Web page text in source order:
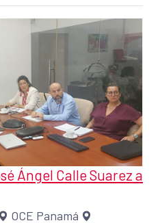
Ángel Calle Suarez a
OCE Panamá